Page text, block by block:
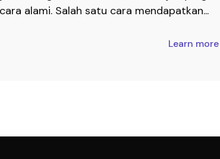
alami. Salah satu cara mendapatkan...
Learn